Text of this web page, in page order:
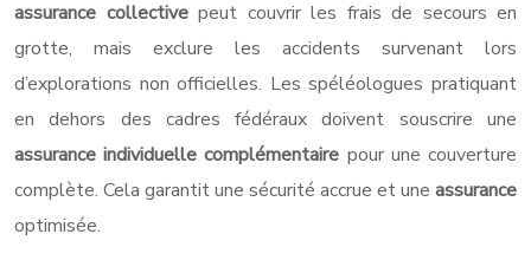
assurance collective peut couvrir les frais de secours en
grotte, mais exclure les accidents survenant lors
d’explorations non officielles. Les spéléologues pratiquant
en dehors des cadres fédéraux doivent souscrire une
assurance individuelle complémentaire pour une couverture
complète. Cela garantit une sécurité accrue et une assurance
optimisée.